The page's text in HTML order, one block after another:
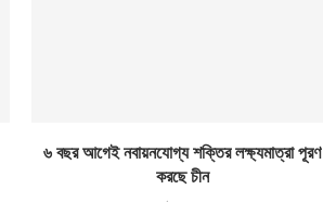
৬ বছর আগেই নবায়নযোগ্য শক্তির লক্ষ্যমাত্রা পূরণ
করছে চীন